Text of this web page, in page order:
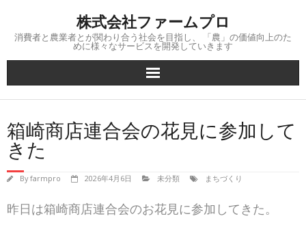
content
株式会社ファームプロ
消費者と農業者とが関わり合う社会を目指し、 「農」の価値向上のた
めに様々なサービスを開発していきます
箱崎商店連合会の花見に参加して
きた
Byfarmpro 2026年4月6日 未分類 まちづくり
昨日は箱崎商店連合会のお花見に参加してきた。